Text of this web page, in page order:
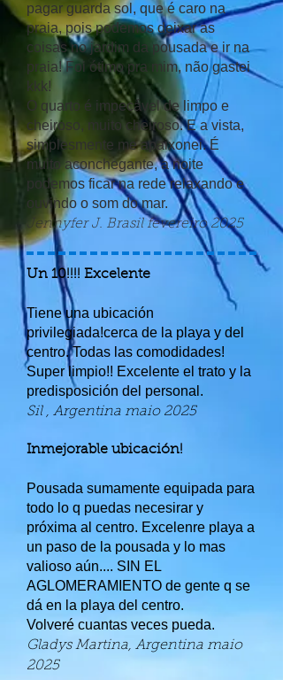
pagar guarda sol, que é caro na
praia, pois podemos deixar as
coisas no jardim da pousada e ir na
praia! Foi ótimo pra mim, não gastei
kkk!
O quarto é impecável de limpo e
cheiroso, muito cheiroso. E a vista,
simplesmente me apaixonei. É
muito aconchegante, a noite
podemos ficar na rede relaxando e
ouvindo o som do mar.
Jennyfer J. Brasil fevereiro 2025
Un 10!!!! Excelente
Tiene una ubicación
privilegiada!cerca de la playa y del
centro. Todas las comodidades!
Super limpio!! Excelente el trato y la
predisposición del personal.
Sil , Argentina maio 2025
Inmejorable ubicación!
Pousada sumamente equipada para
todo lo q puedas necesirar y
próxima al centro. Excelenre playa a
un paso de la pousada y lo mas
valioso aún.... SIN EL
AGLOMERAMIENTO de gente q se
dá en la playa del centro.
Volveré cuantas veces pueda.
Gladys Martina, Argentina maio
2025